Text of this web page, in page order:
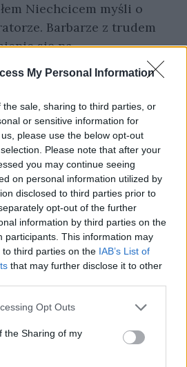
My Personal Information
sale, sharing to third parties, or
or sensitive information for
please use the below opt-out
Please note that after your
you may continue seeing
on personal information utilized by
disclosed to third parties prior to
opt-out of the further
information by third parties on the
participants. This information may
third parties on the IAB’s List of
that may further disclose it to other
Opt Outs
the Sharing of my
Niechcicem myśli o
Barbarze z trudem
się na
się swoim
ciągle przebywa w
i skupia się na tym, jak
wyglądać, gdyby
się na ślub z nią.
dla Barbary
która nie
są jej miejscem
małżeństwa i
Jednocześnie
Barbarze tę
jej prawdę,
przed nią, gdy jej mąż,
– to jego kochała przez